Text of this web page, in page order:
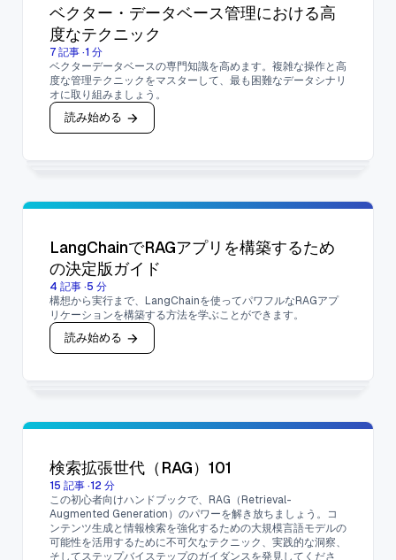
ベクター・データベース管理における高
度なテクニック
7記事·1 分
ベクターデータベースの専門知識を高めます。複雑な操作と高
度な管理テクニックをマスターして、最も困難なデータシナリ
オに取り組みましょう。
読み始める
LangChainでRAGアプリを構築するため
の決定版ガイド
4 記事·5 分
構想から実行まで、LangChainを使ってパワフルなRAGアプ
リケーションを構築する方法を学ぶことができます。
読み始める
検索拡張世代（RAG）101
15 記事·12 分
この初心者向けハンドブックで、RAG（Retrieval-
Augmented Generation）のパワーを解き放ちましょう。コ
ンテンツ生成と情報検索を強化するための大規模言語モデルの
可能性を活用するために不可欠なテクニック、実践的な洞察、
そしてステップバイステップのガイダンスを発見してくださ